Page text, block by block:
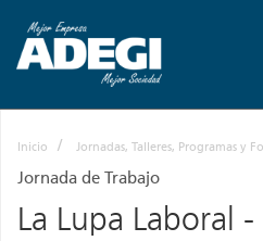
ADEGI
Gipuzkoa
Inicio Jornadas, Talleres, Programas y
Jornada de Trabajo
La Lupa Laboral